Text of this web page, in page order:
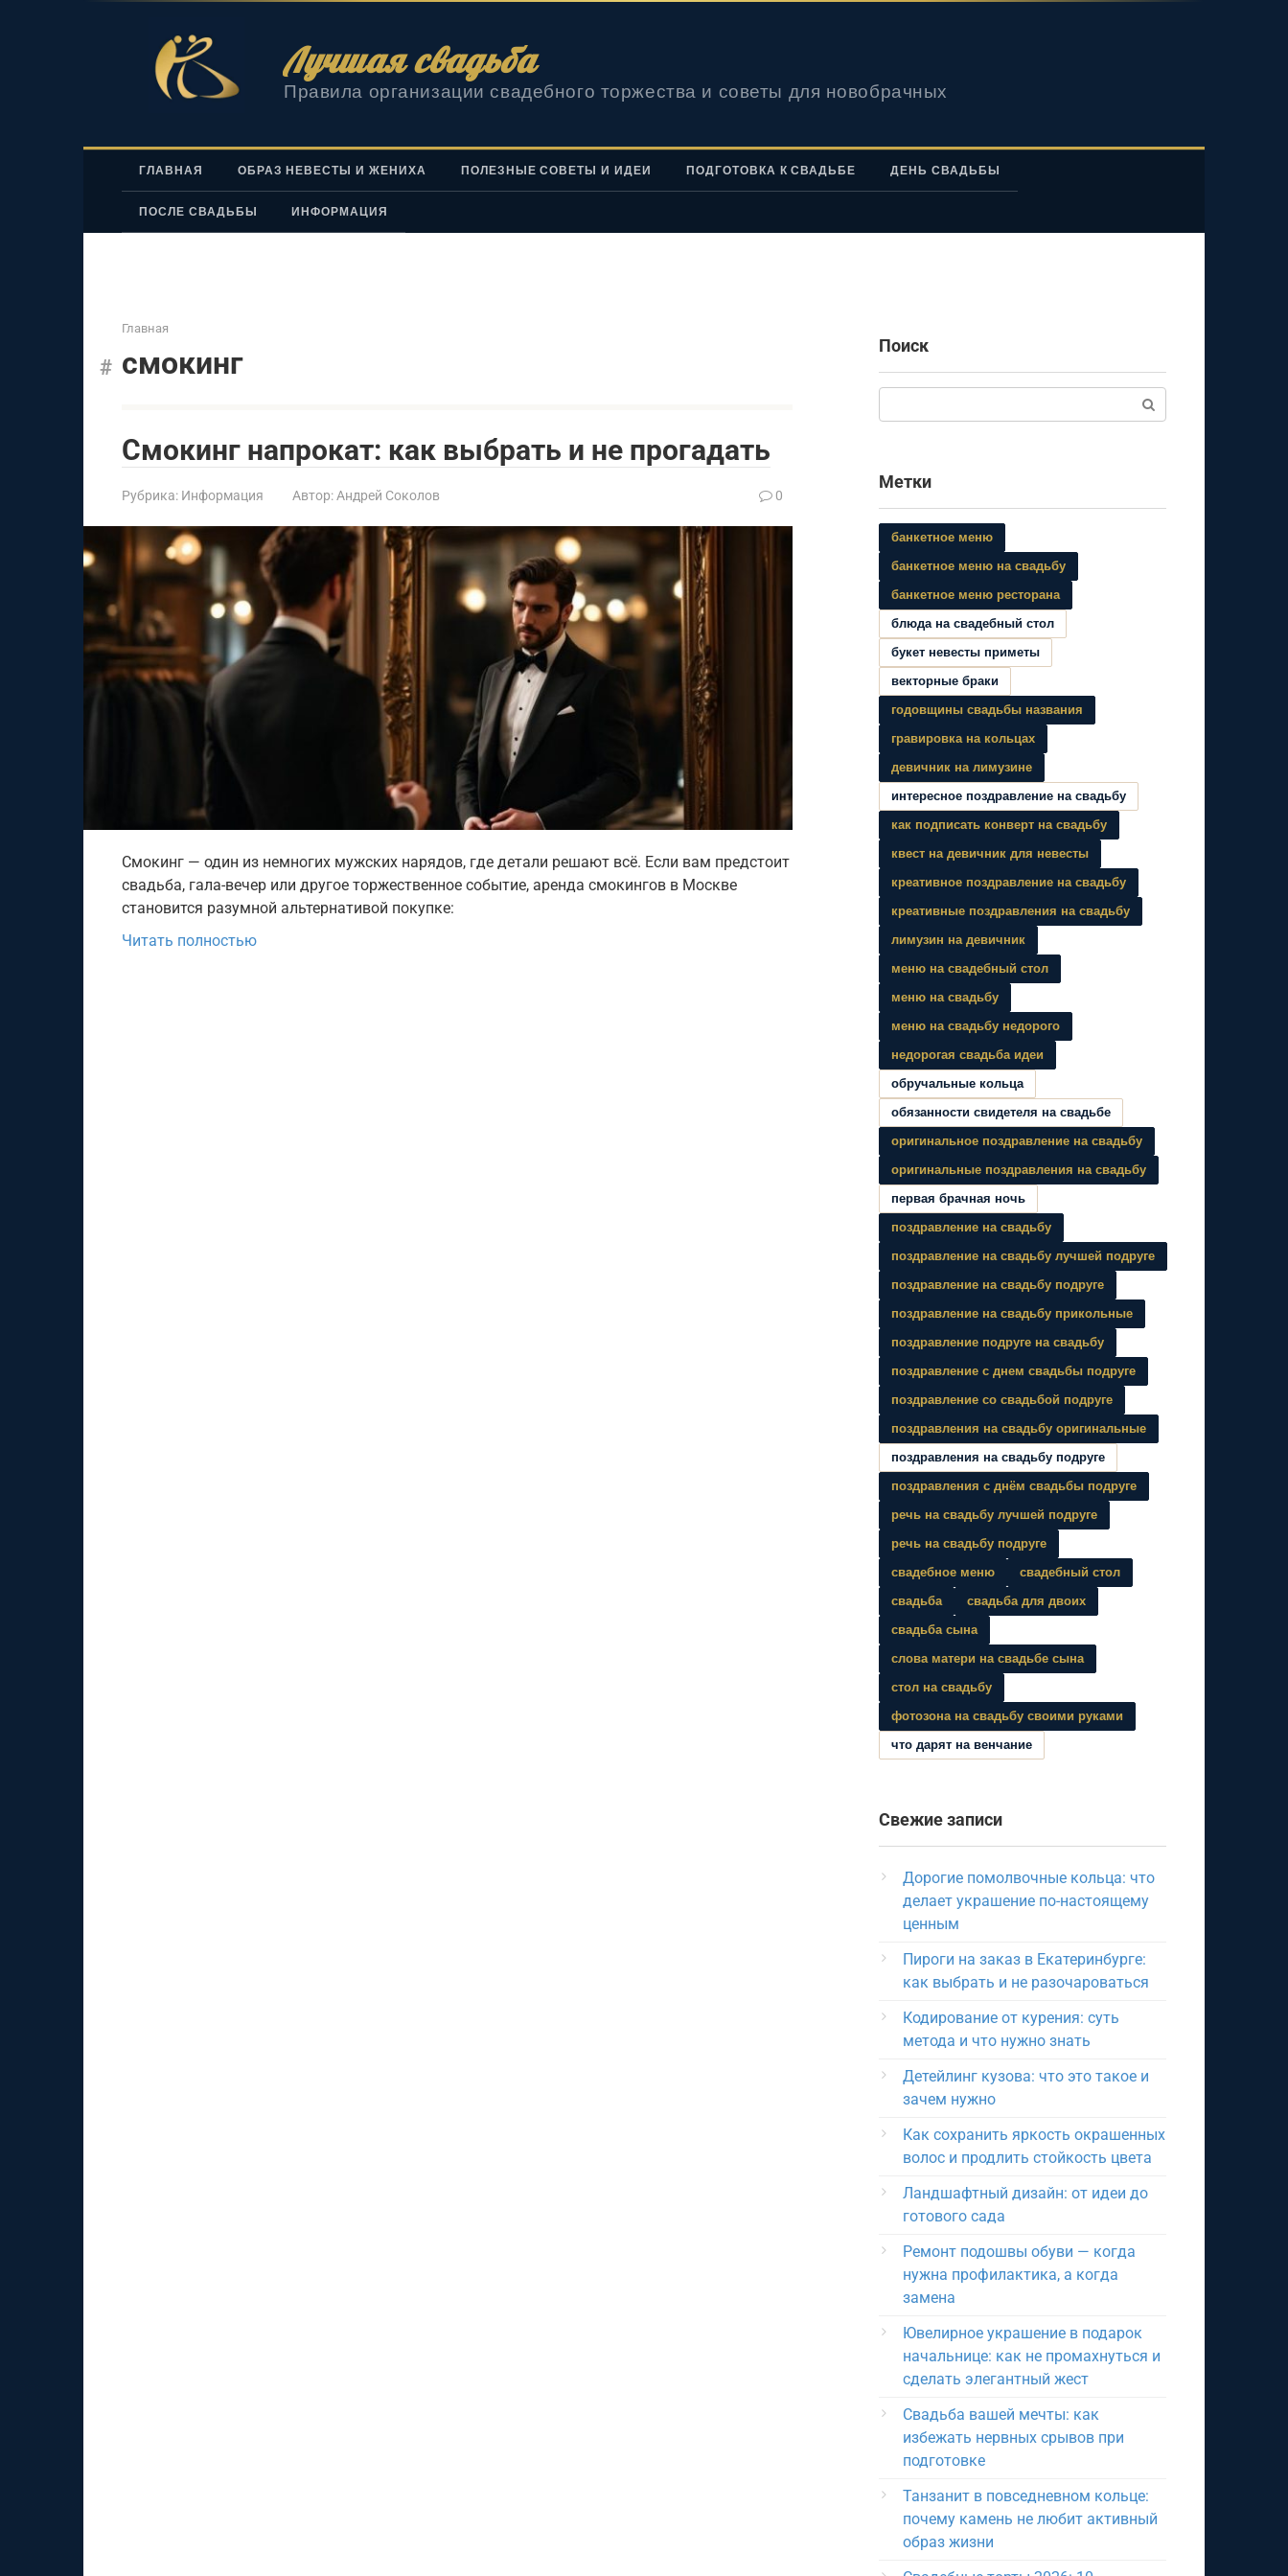
Лучшая свадьба
Правила организации свадебного торжества и советы для новобрачных
ГЛАВНАЯ ОБРАЗ НЕВЕСТЫ И ЖЕНИХА ПОЛЕЗНЫЕ СОВЕТЫ И ИДЕИ ПОДГОТОВКА К СВАДЬБЕ ДЕНЬ СВАДЬБЫ
ПОСЛЕ СВАДЬБЫ ИНФОРМАЦИЯ
Главная
смокинг
Смокинг напрокат: как выбрать и не прогадать
Рубрика: Информация Автор: Андрей Соколов 0
Смокинг — один из немногих мужских нарядов, где детали решают всё. Если вам предстоит
свадьба, гала-вечер или другое торжественное событие, аренда смокингов в Москве
становится разумной альтернативой покупке:
Читать полностью
Поиск
Метки
банкетное меню
банкетное меню на свадьбу
банкетное меню ресторана
блюда на свадебный стол
букет невесты приметы
векторные браки
годовщины свадьбы названия
гравировка на кольцах
девичник на лимузине
интересное поздравление на свадьбу
как подписать конверт на свадьбу
квест на девичник для невесты
креативное поздравление на свадьбу
креативные поздравления на свадьбу
лимузин на девичник
меню на свадебный стол
меню на свадьбу
меню на свадьбу недорого
недорогая свадьба идеи
обручальные кольца
обязанности свидетеля на свадьбе
оригинальное поздравление на свадьбу
оригинальные поздравления на свадьбу
первая брачная ночь
поздравление на свадьбу
поздравление на свадьбу лучшей подруге
поздравление на свадьбу подруге
поздравление на свадьбу прикольные
поздравление подруге на свадьбу
поздравление с днем свадьбы подруге
поздравление со свадьбой подруге
поздравления на свадьбу оригинальные
поздравления на свадьбу подруге
поздравления с днём свадьбы подруге
речь на свадьбу лучшей подруге
речь на свадьбу подруге
свадебное меню
свадебный стол
свадьба
свадьба для двоих
свадьба сына
слова матери на свадьбе сына
стол на свадьбу
фотозона на свадьбу своими руками
что дарят на венчание
Свежие записи
Дорогие помолвочные кольца: что
делает украшение по-настоящему
ценным
Пироги на заказ в Екатеринбурге:
как выбрать и не разочароваться
Кодирование от курения: суть
метода и что нужно знать
Детейлинг кузова: что это такое и
зачем нужно
Как сохранить яркость окрашенных
волос и продлить стойкость цвета
Ландшафтный дизайн: от идеи до
готового сада
Ремонт подошвы обуви — когда
нужна профилактика, а когда
замена
Ювелирное украшение в подарок
начальнице: как не промахнуться и
сделать элегантный жест
Свадьба вашей мечты: как
избежать нервных срывов при
подготовке
Танзанит в повседневном кольце:
почему камень не любит активный
образ жизни